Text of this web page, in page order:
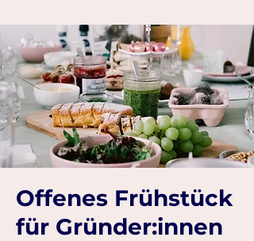
Offenes Frühstück
für Gründer:innen